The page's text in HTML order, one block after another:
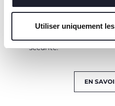
Utiliser uniquement
DÉSORDRE
votre enfant à manger
tout seul.en toute
sécurité.
EN